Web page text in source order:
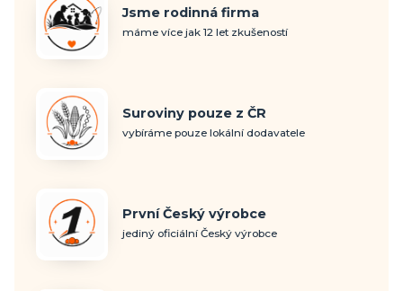
Jsme rodinná firma
máme více jak 12 let zkušeností
Suroviny pouze z ČR
vybíráme pouze lokální dodavatele
První Český výrobce
jediný oficiální Český výrobce